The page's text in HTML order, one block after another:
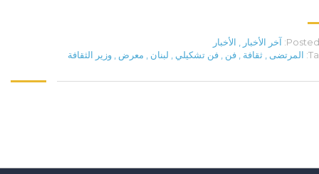
Posted آخر الأخبار , الأخبار
المرتضى , ثقافة , فن , فن تشكيلي , لبنان , معرض , وزير الثقافة